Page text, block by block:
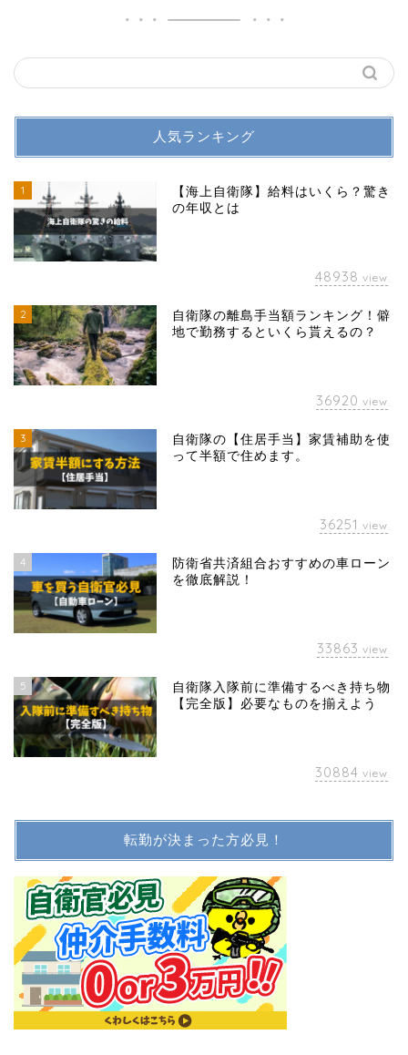
人気ランキング
1
【海上自衛隊】給料はいくら？驚き
の年収とは
48938 view
2
自衛隊の離島手当額ランキング！僻
地で勤務するといくら貰えるの？
36920 view
3
自衛隊の【住居手当】家賃補助を使
って半額で住めます。
36251 view
4
防衛省共済組合おすすめの車ローン
を徹底解説！
33863 view
5
自衛隊入隊前に準備するべき持ち物
【完全版】必要なものを揃えよう
30884 view
転勤が決まった方必見！